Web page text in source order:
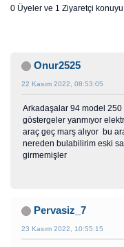
0 Üyeler ve 1 Ziyaretçi konuyu
Onur2525
22 Kasım 2022, 08:53:05
Arkadaşalar 94 model 250
göstergeler yanmıyor
araç geç marş alıyor bu
nereden bulabilirim eski
girmemişler
Pervasiz_7
23 Kasım 2022, 10:55:15